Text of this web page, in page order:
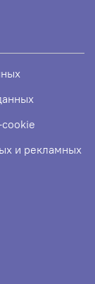
и рекламных